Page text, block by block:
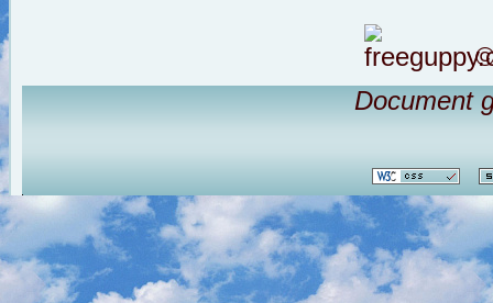
©
Document